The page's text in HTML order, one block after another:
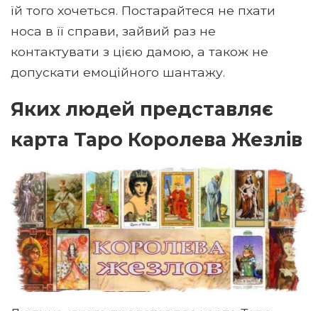
їй того хочеться. Постарайтеся не пхати
носа в її справи, зайвий раз не
контактувати з цією дамою, а також не
допускати емоційного шантажу.
Яких людей представляє
карта Таро Королева Жезлів